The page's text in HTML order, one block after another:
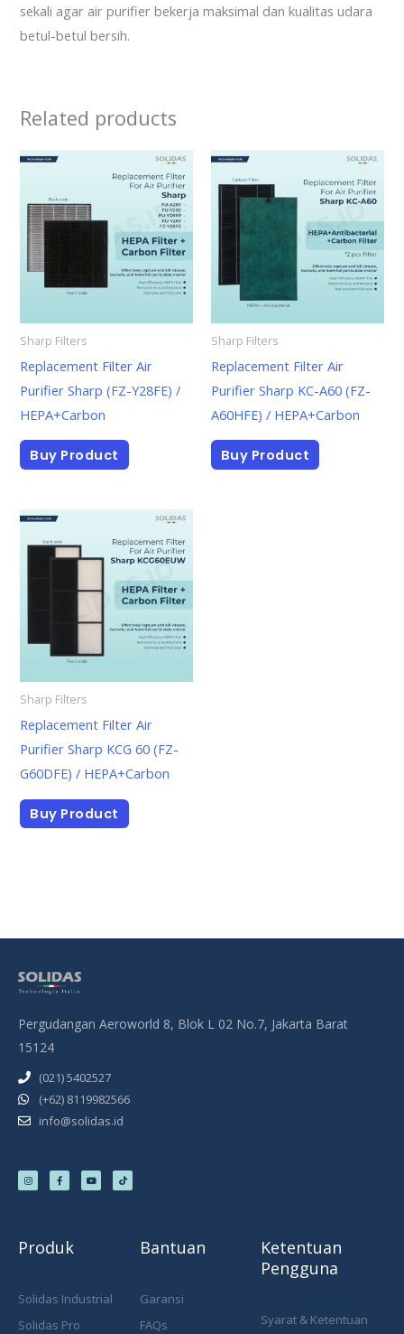
sekali agar air purifier bekerja maksimal dan kualitas udara
betul-betul bersih.
Related products
Sharp Filters
Replacement Filter Air
Purifier Sharp (FZ-Y28FE) /
HEPA+Carbon
Buy Product
Sharp Filters
Replacement Filter Air
Purifier Sharp KC-A60 (FZ-
A60HFE) / HEPA+Carbon
Buy Product
Sharp Filters
Replacement Filter Air
Purifier Sharp KCG 60 (FZ-
G60DFE) / HEPA+Carbon
Buy Product
Pergudangan Aeroworld 8, Blok L 02 No.7, Jakarta Barat
15124
(021) 5402527
(+62) 8119982566
info@solidas.id
s
t
a
c
e
b
u
t
u
k
t
o
Produk
Solidas Industrial
Solidas Pro
Bantuan
Garansi
FAQs
Ketentuan
Pengguna
Syarat & Ketentuan